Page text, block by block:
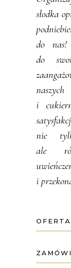
słodka
do nas!
do
i
nie
ale
i